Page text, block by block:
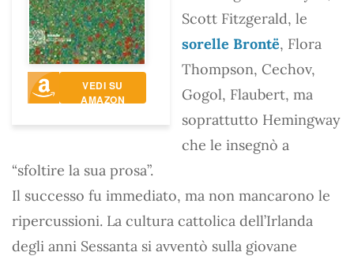
VEDI SU
AMAZON
Scott Fitzgerald, le
sorelle Brontë, Flora
Thompson, Cechov,
Gogol, Flaubert, ma
soprattutto Hemingway
che le insegnò a
“sfoltire la sua prosa”.
Il successo fu immediato, ma non mancarono le
ripercussioni. La cultura cattolica dell’Irlanda
degli anni Sessanta si avventò sulla giovane